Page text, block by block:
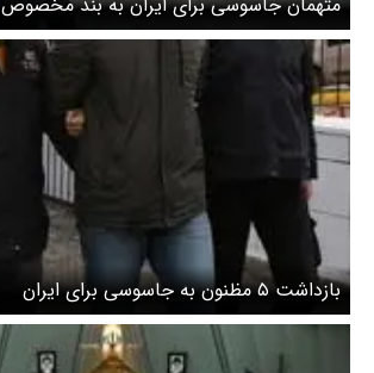
بازداشت ۵ مظنون به جاسوسی برای ایران